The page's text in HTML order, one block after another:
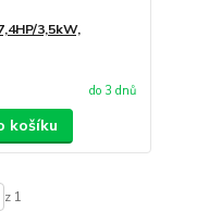
3,5kW,
do 3 dnů
košíku
z 1